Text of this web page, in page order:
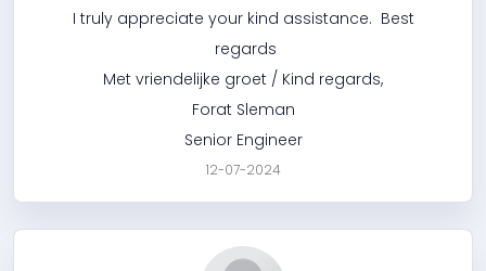
I truly appreciate your kind assistance. Best
regards
Met vriendelijke groet / Kind regards,
Forat Sleman
Senior Engineer
12-07-2024